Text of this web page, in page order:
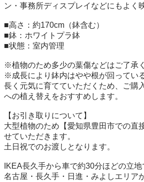
ン・事務所ディスプレイなどにもよく
■高さ：約170cm（鉢含む）
■鉢：ホワイトプラ鉢
■状態：室内管理
※植物のため多少の葉傷などはご了承
※成長により鉢内はやや根が回ってい
長く元気に育てていただくため、ご購
への植え替えをおすすめします。
【お引き取りについて】
大型植物のため【愛知県豊田市での直
せていただきます。
土日祝でのお渡しとなります。
IKEA長久手から車で約30分ほどの立地
名古屋・長久手・日進・みよしエリア